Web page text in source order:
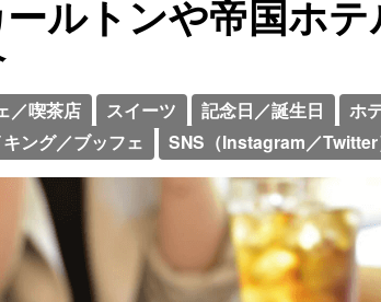
ルトンや帝国ホ
／喫茶店 スイーツ 記念日／誕生日
ホ
ング／ブッフェ
SNS（Instagram／Twitter